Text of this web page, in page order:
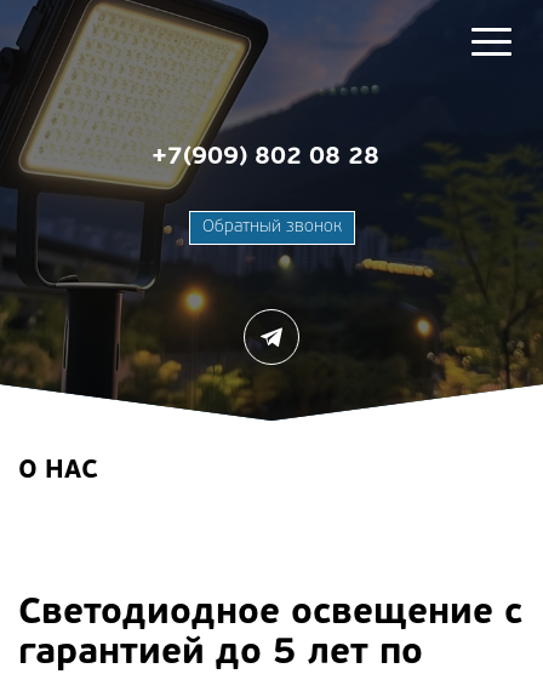
+7(909) 802 08 28
Обратный звонок
О НАС
Светодиодное освещение с
гарантией до 5 лет по